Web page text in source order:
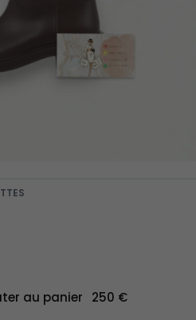
au panier